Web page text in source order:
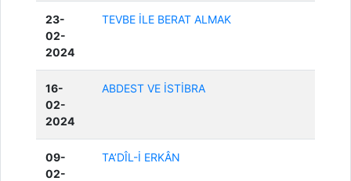
23-
02-
2024
TEVBE İLE BERAT ALMAK
16-
02-
2024
ABDEST VE İSTİBRA
09-
02-
TA’DÎL-İ ERKÂN